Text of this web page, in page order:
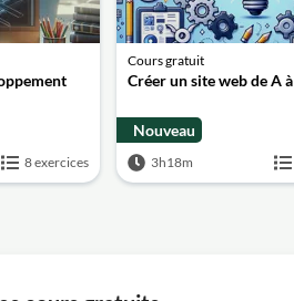
8 exercices
Cours gratuit
Créer un site web de A
Nouveau
3h18m